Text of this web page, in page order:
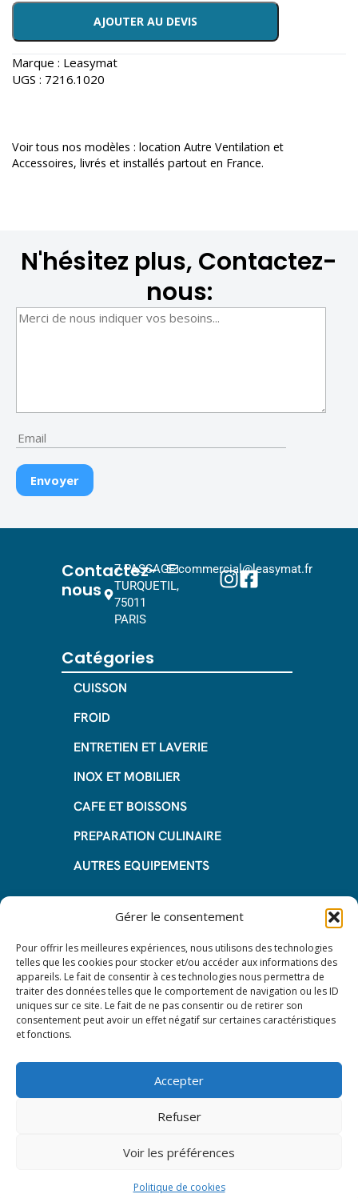
Gérer le consentement
Pour offrir les meilleures expériences, nous utilisons des technologies
telles que les cookies pour stocker et/ou accéder aux informations des
appareils. Le fait de consentir à ces technologies nous permettra de
traiter des données telles que le comportement de navigation ou les ID
uniques sur ce site. Le fait de ne pas consentir ou de retirer son
consentement peut avoir un effet négatif sur certaines caractéristiques
et fonctions.
Accepter
Refuser
Voir les préférences
Politique de cookies
AJOUTER AU DEVIS
Marque : Leasymat
UGS : 7216.1020
Voir tous nos modèles : location Autre Ventilation et
Accessoires, livrés et installés partout en France.
N'hésitez plus, Contactez-
nous:
Contactez-
nous
7 PASSAGE
TURQUETIL,
75011
PARIS
commercial@leasymat.fr
Catégories
CUISSON
FROID
ENTRETIEN ET LAVERIE
INOX ET MOBILIER
CAFE ET BOISSONS
PREPARATION CULINAIRE
AUTRES EQUIPEMENTS
Informations
Questions fréquentes
Les avantages de la LOA
Les étapes du leasing de matériel
de restauration
Mentions Légales
Protection des données – RGPD
© 2024 All rights reserved. Leasy Mat.